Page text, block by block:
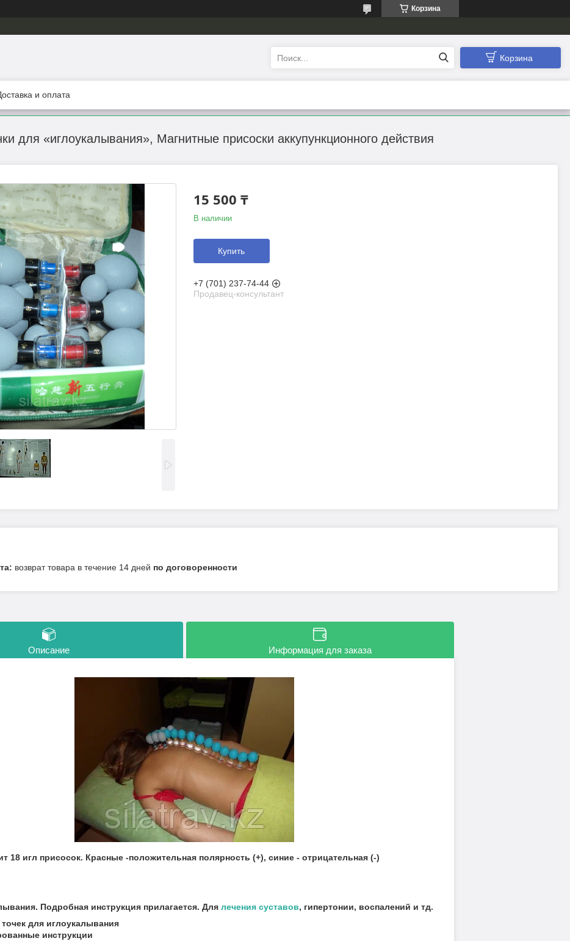
Корзина
Корзина
и оплата
для «иглоукалывания», Магнитные присоски аккупункционного действия
15 500 ₸
В наличии
Купить
+7 (701) 237-74-44
Продавец-консультант
возврат товара в течение 14 дней по договоренности
Описание Информация для заказа
18 игл присосок. Красные -положительная полярность (+), синие - отрицательная (-)
Подробная инструкция прилагается. Для лечения суставов, гипертонии, воспалений и тд.
точек для иглоукалывания
инструкции